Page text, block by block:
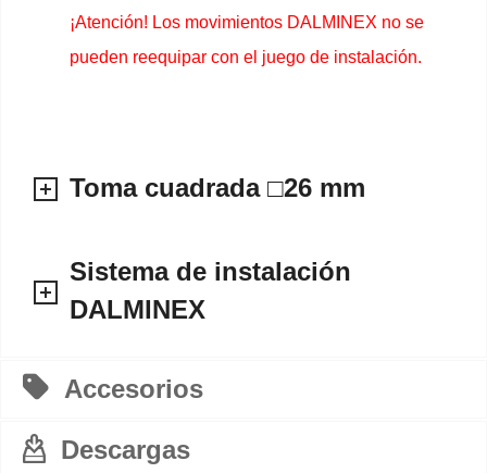
¡Atención! Los movimientos DALMINEX no se
pueden reequipar con el juego de instalación.
Toma cuadrada □26 mm
Sistema de instalación
DALMINEX
Accesorios
Descargas